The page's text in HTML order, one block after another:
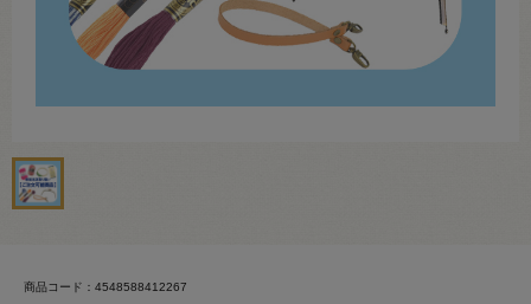
商品コード：4548588412267